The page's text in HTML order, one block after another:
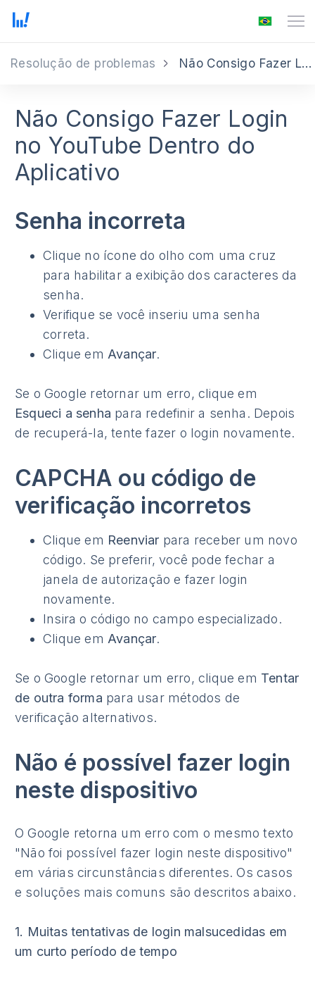
Resolução de problemas Não Consigo Fazer Login no YouTube Dentro do Aplicativo
Não Consigo Fazer Login
no YouTube Dentro do
Aplicativo
Senha incorreta
Clique no ícone do olho com uma cruz
para habilitar a exibição dos caracteres da
senha.
Verifique se você inseriu uma senha
correta.
Clique em Avançar.
Se o Google retornar um erro, clique em
Esqueci a senha para redefinir a senha. Depois
de recuperá-la, tente fazer o login novamente.
CAPCHA ou código de
verificação incorretos
Clique em Reenviar para receber um novo
código. Se preferir, você pode fechar a
janela de autorização e fazer login
novamente.
Insira o código no campo especializado.
Clique em Avançar.
Se o Google retornar um erro, clique em Tentar
de outra forma para usar métodos de
verificação alternativos.
Não é possível fazer login
neste dispositivo
O Google retorna um erro com o mesmo texto
"Não foi possível fazer login neste dispositivo"
em várias circunstâncias diferentes. Os casos
e soluções mais comuns são descritos abaixo.
1. Muitas tentativas de login malsucedidas em
um curto período de tempo